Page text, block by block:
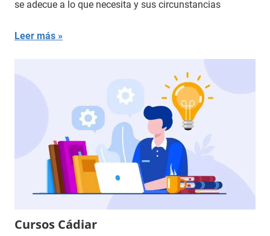
se adecue a lo que necesita y sus circunstancias
Leer más
Cursos Cádiar